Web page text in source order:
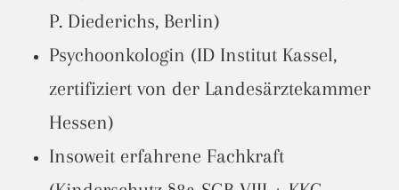
P. Diederichs, Berlin)
Psychoonkologin (ID Institut Kassel,
zertifiziert von der Landesärztekammer
Hessen)
Insoweit erfahrene Fachkraft